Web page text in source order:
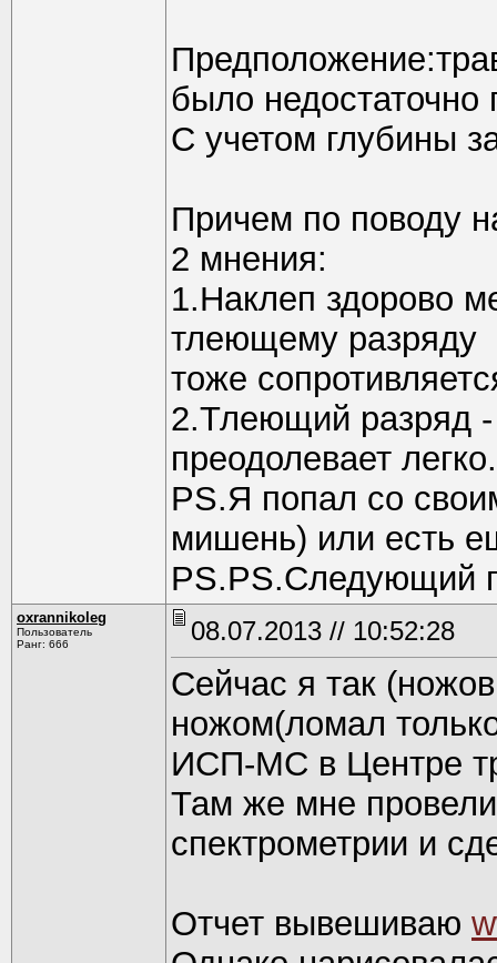
было недостаточно
С учетом глубины
Причем по поводу
2 мнения:
1.Наклеп здорово
тлеющему разряду
тоже
2.Тлеющий разряд
преодолевает легко.
PS.Я попал со
мишень) или есть
PS.PS.Следующий
oxrannikoleg
Пользователь
Ранг: 666
08.07.2013 // 10:52:28
Сейчас я так
ножом(ломал
ИСП-МС в Центре
Там же мне
спектрометрии и
Отчет вывешиваю